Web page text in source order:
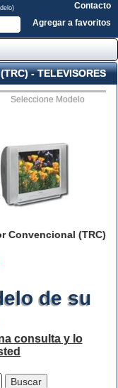
Contacto
Agregar a favoritos
- TELEVISORES
Seleccione Modelo
Convencional (TRC)
de su
consulta y lo